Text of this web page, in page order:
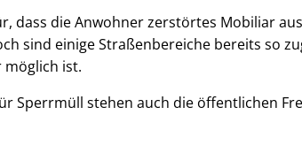
dass die Anwohner zerstörtes Mobiliar
sind einige Straßenbereiche bereits so
ist.
Sperrmüll stehen auch die öffentlichen